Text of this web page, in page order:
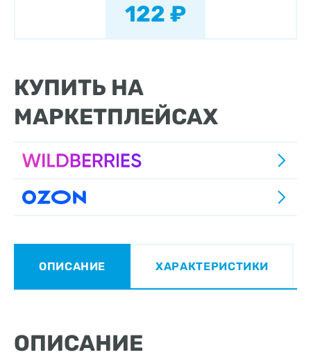
122 ₽
КУПИТЬ НА
МАРКЕТПЛЕЙСАХ
ОПИСАНИЕ ХАРАКТЕРИСТИКИ
ОПИСАНИЕ